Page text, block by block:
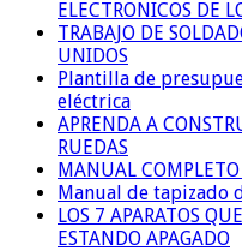
ELECTRONICOS DE
TRABAJO DE
UNIDOS
Plantilla de
eléctrica
APRENDA A
RUEDAS
MANUAL
Manual de tapizado
LOS 7 APARATOS
ESTANDO APAGADO